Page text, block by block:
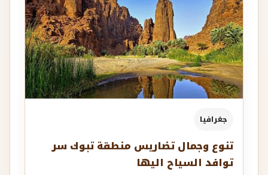
جغرافيا
تنوع وجمال تضاريس منطقة تبوك سر
توافد السياح اليها